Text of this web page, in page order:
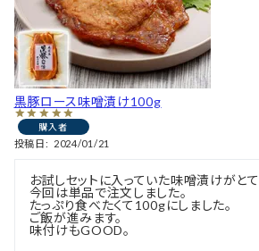
黒豚ロース味噌漬け100g
購入者
投稿日 2024/01/21
お試しセットに入っていた味噌漬けがと
今回は単品で注文しました。
たっぷり食べたくて100gにしました。
ご飯が進みます。